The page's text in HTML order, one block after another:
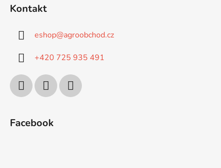
Kontakt
eshop@agroobchod.cz
+420 725 935 491
Facebook